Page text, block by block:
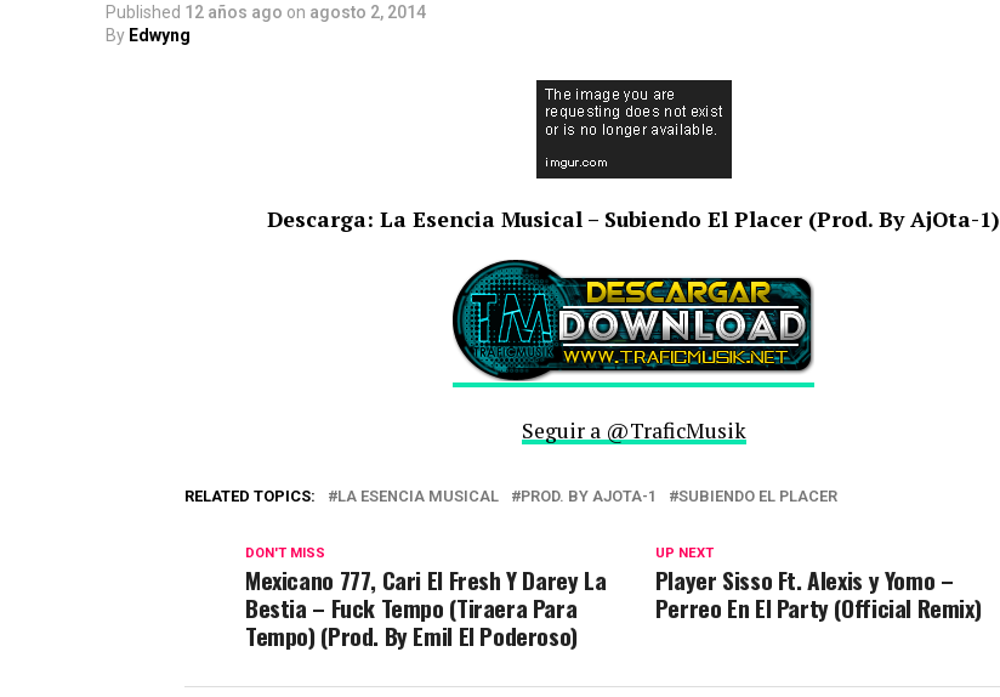
Published 12 años ago on agosto 2, 2014
By Edwyng
Descarga: La Esencia Musical – Subiendo El Placer (Prod. By AjOta-1)
Seguir a @TraficMusik
RELATED TOPICS: LA ESENCIA MUSICAL PROD. BY AJOTA-1 SUBIENDO EL PLACER
UP NEXT
Player Sisso Ft. Alexis y Yomo –
Perreo En El Party (Official Remix)
DON'T MISS
Mexicano 777, Cari El Fresh Y Darey La
Bestia – Fuck Tempo (Tiraera Para
Tempo) (Prod. By Emil El Poderoso)